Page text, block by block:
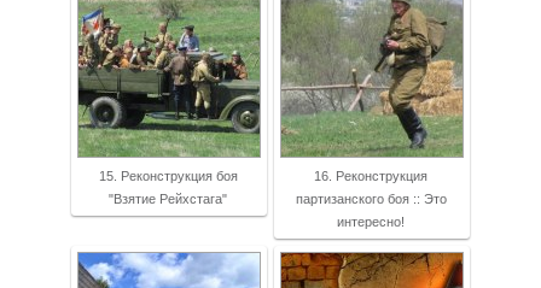
15. Реконструкция боя
"Взятие Рейхстага"
16. Реконструкция
партизанского боя :: Это
интересно!